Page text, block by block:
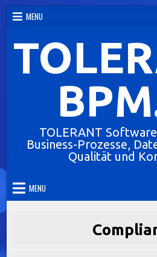
Skip
content
MENU
TOLERANT
Business-Prozesse,
Qualität und
MENU